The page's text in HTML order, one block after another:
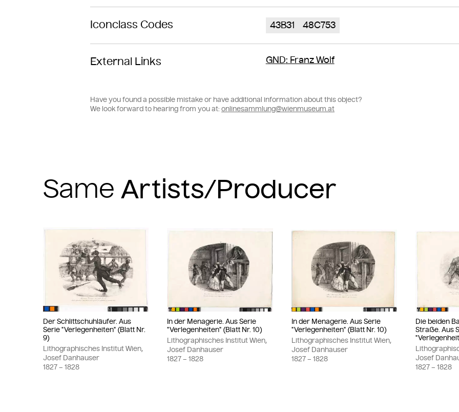
Iconclass Codes 43B31 48C753
External Links GND: Franz Wolf
Have you found a possible mistake or have additional information about this object?
We look forward to hearing from you at: onlinesammlung@wienmuseum.at
Same
Der Schlittschuhläufer. Aus
Serie "Verlegenheiten" (Blatt Nr.
9)
Lithographisches Institut Wien,
Josef Danhauser
1827– 1828
In der Menagerie. Aus Serie
"Verlegenheiten" (Blatt Nr. 10)
Lithographisches Institut Wien,
Josef Danhauser
1827– 1828
In der Menagerie. Aus Serie
"Verlegenheiten" (Blatt Nr. 10)
Lithographisches Institut Wien,
Josef Danhauser
1827– 1828
Die beiden
Straße. Aus
Josef
1827– 1828